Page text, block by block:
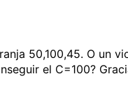
50,100,45. O un
el C=100?